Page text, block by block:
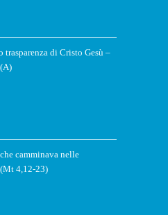
trasparenza di Cristo Gesù –
camminava nelle
4,12-23)